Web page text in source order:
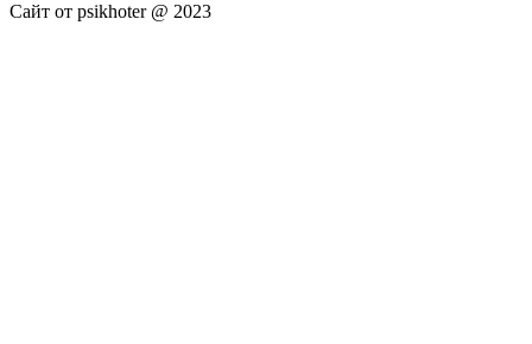
Сайт от psikhoter @ 2023